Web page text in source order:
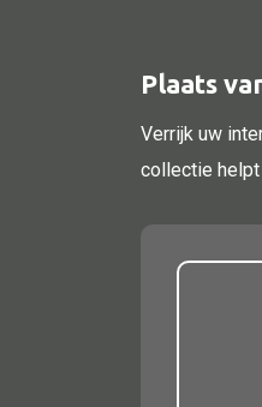
Plaats
Verrijk uw
collectie helpt